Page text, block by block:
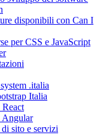
disponibili con Can I
per CSS e JavaScript
.italia
Italia
sito e servizi